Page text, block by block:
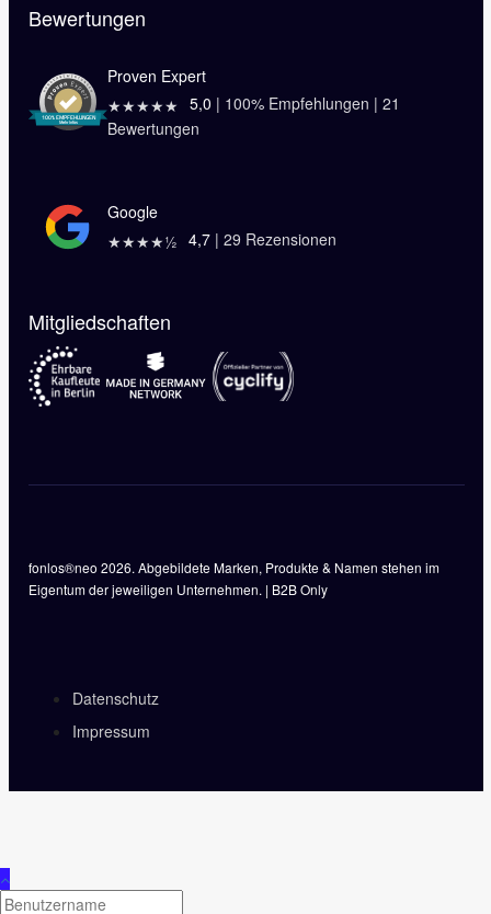
Bewertungen
Proven Expert
★★★★★ 5,0 | 100% Empfehlungen | 21
Bewertungen
Google
★★★★½ 4,7| 29 Rezensionen
Mitgliedschaften
fonlos®neo 2026. Abgebildete Marken, Produkte & Namen stehen im
Eigentum der jeweiligen Unternehmen. | B2B Only
Datenschutz
Impressum